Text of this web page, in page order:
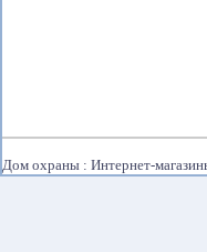
Дом охраны : Интернет-